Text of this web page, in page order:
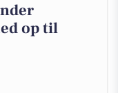
op til